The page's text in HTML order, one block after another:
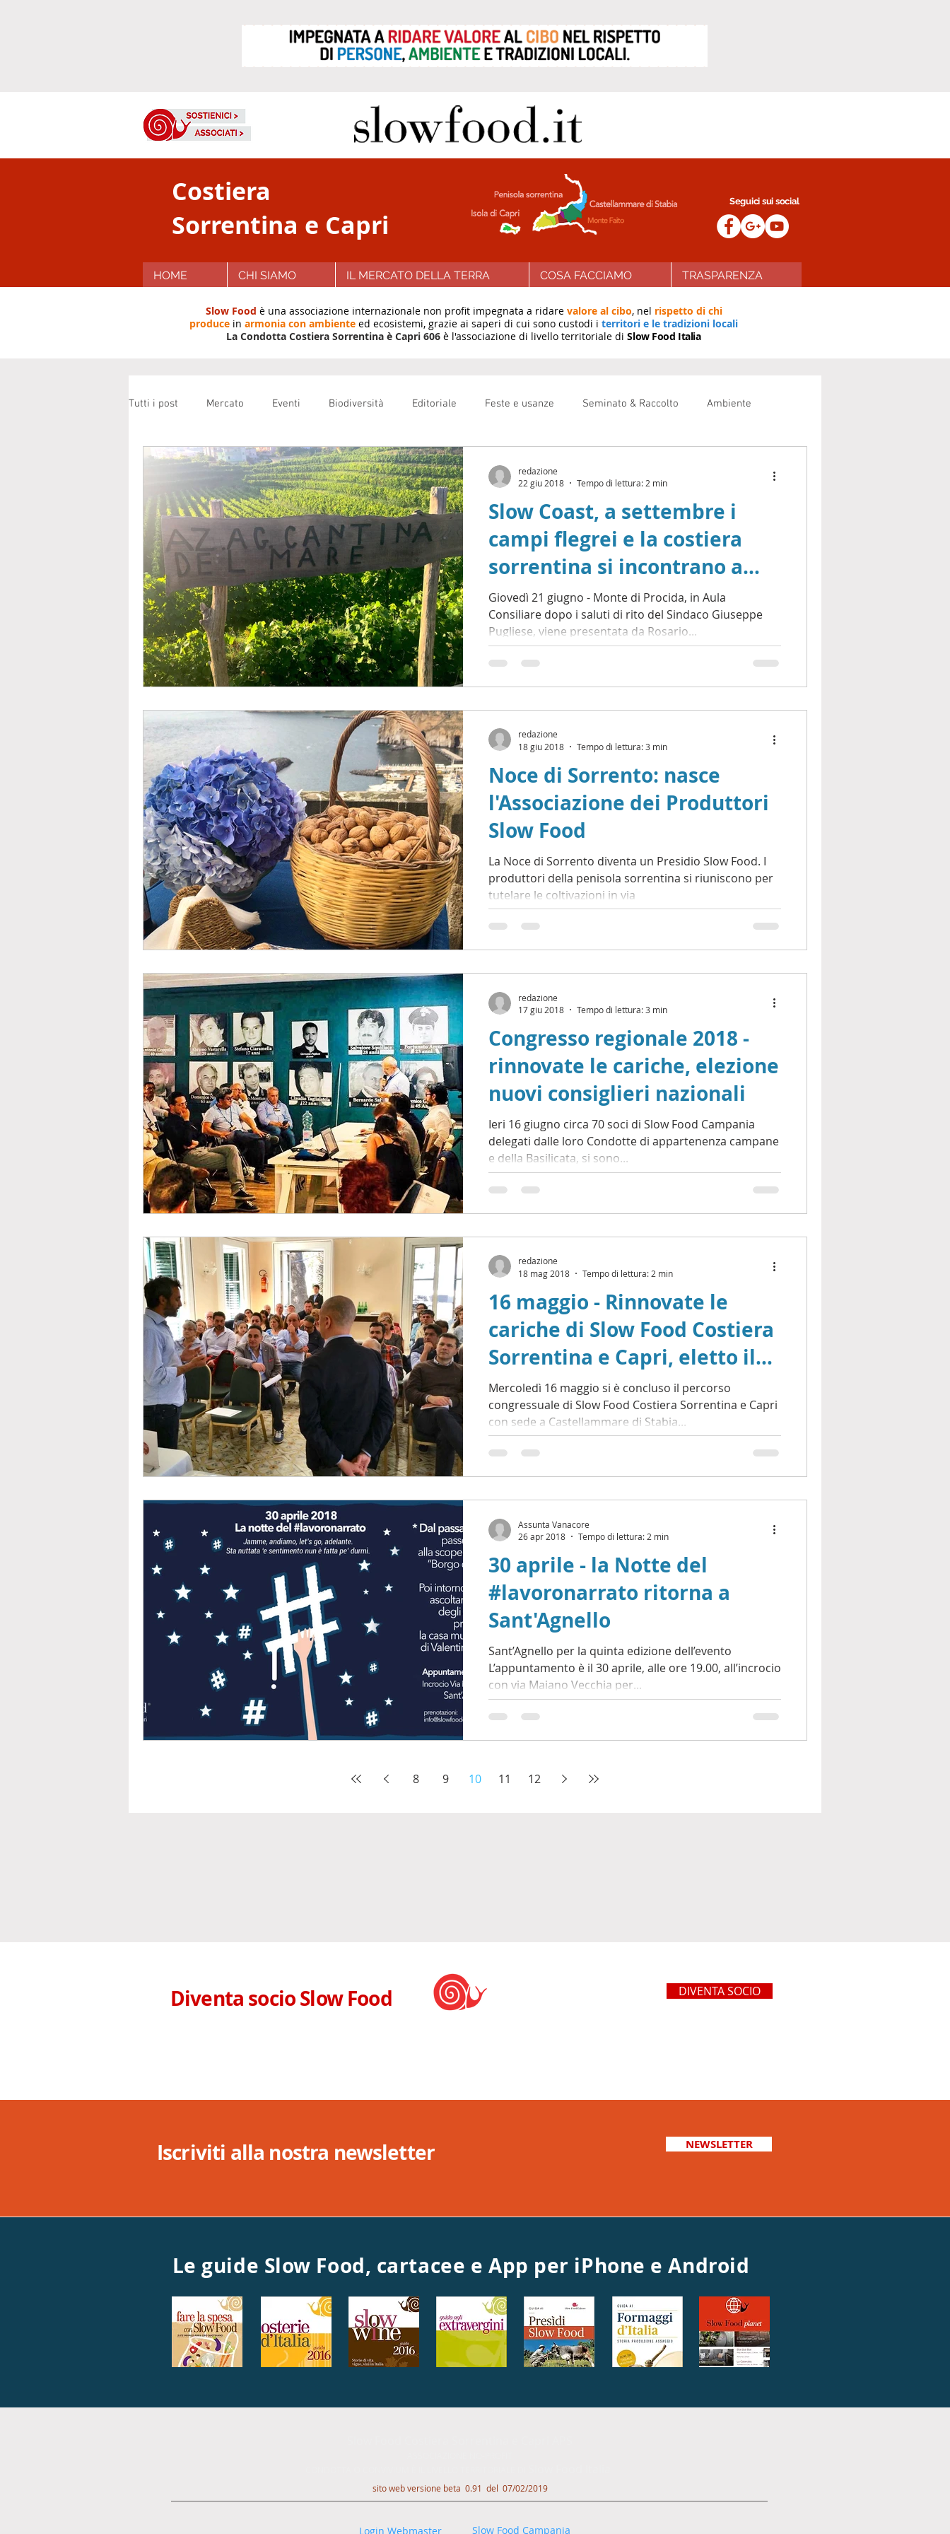
Costiera
Sorrentina e Capri
HOME CHI SIAMO IL MERCATO DELLA TERRA COSA FACCIAMO TRASPARENZA
Slow Food è una associazione internazionale non profit impegnata a ridare valore al cibo, nel rispetto di chi
produce in armonia con ambiente ed ecosistemi, grazie ai saperi di cui sono custodi i territori e le tradizioni locali
La Condotta Costiera Sorrentina è Capri 606è l'associazione di livello territoriale diSlow Food Italia
Tutti i post Mercato Eventi Biodiversità Editoriale Feste e usanze Seminato & Raccolto Ambiente
Newsletter Educa Master of Food Seminato & Raccolto
Comunità Noce Penisola Sorrentina
Slow Coast, a settembre i
campi flegrei e la costiera
sorrentina si incontrano a
Malaze
Giovedì 21 giugno - Monte di Procida, in Aula
Consiliare dopo i saluti di rito del Sindaco Giuseppe
Pugliese, viene presentata da Rosario...
redazione
22 giu 2018
Tempo di lettura: 2 min
Noce di Sorrento: nasce
l'Associazione dei Produttori
Slow Food
La Noce di Sorrento diventa un Presidio Slow Food. I
produttori della penisola sorrentina si riuniscono per
tutelare le coltivazioni in via
redazione
18 giu 2018
Tempo di lettura: 3 min
Congresso regionale 2018 -
rinnovate le cariche, elezione
nuovi consiglieri nazionali
Ieri 16 giugno circa 70 soci di Slow Food Campania
delegati dalle loro Condotte di appartenenza campane
e della Basilicata, si sono...
redazione
17 giu 2018
Tempo di lettura: 3 min
16 maggio - Rinnovate le
cariche di Slow Food Costiera
Sorrentina e Capri, eletto il
nuovo comitato
Mercoledì 16 maggio si è concluso il percorso
congressuale di Slow Food Costiera Sorrentina e Capri
con sede a Castellammare di Stabia...
redazione
18 mag 2018
Tempo di lettura: 2 min
30 aprile - la Notte del
#lavoronarrato ritorna a
Sant'Agnello
Sant’Agnello per la quinta edizione dell’evento
L’appuntamento è il 30 aprile, alle ore 19.00, all’incrocio
con via Maiano Vecchia per...
Assunta Vanacore
26 apr 2018
Tempo di lettura: 2 min
8 9 10 11 12
Seguici sui social
Diventa socio Slow Food DIVENTA SOCIO
Iscriviti alla nostra newsletter NEWSLETTER
Le guide Slow Food, cartacee e App per iPhone e Android
sito web versione beta 0.91 del 07/02/2019
Login Webmaster Slow Food Campania